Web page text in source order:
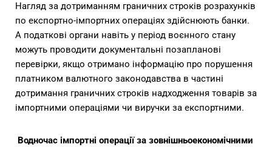
Нагляд за дотриманням граничних строків розрахунків
по експортно-імпортних операціях здійснюють банки.
А податкові органи навіть у період воєнного стану
можуть проводити документальні позапланові
перевірки, якщо отримано інформацію про порушення
платником валютного законодавства в частині
дотримання граничних строків надходження товарів за
імпортними операціями чи виручки за експортними.
Водночас імпортні операції за зовнішньоекономічними